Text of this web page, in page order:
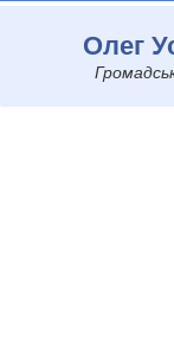
Олег